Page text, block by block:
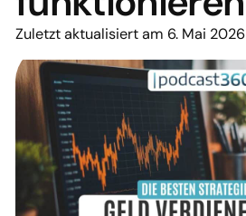
Zuletzt aktualisiert am 6. Mai 2026